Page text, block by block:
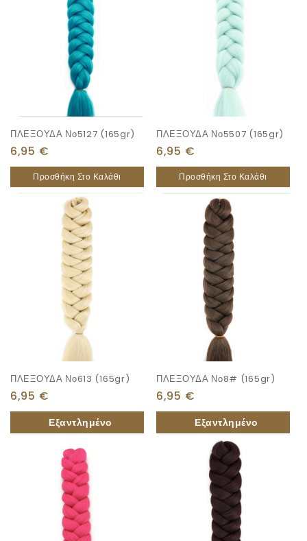
ΠΛΕΞΟΥΔΑ Νο5127 (165gr)
6,95 €
Προσθήκη Στο Καλάθι
ΠΛΕΞΟΥΔΑ Νο5507 (165gr)
6,95 €
Προσθήκη Στο Καλάθι
ΠΛΕΞΟΥΔΑ Νο613 (165gr)
6,95 €
ΠΛΕΞΟΥΔΑ Νο8# (165gr)
6,95 €